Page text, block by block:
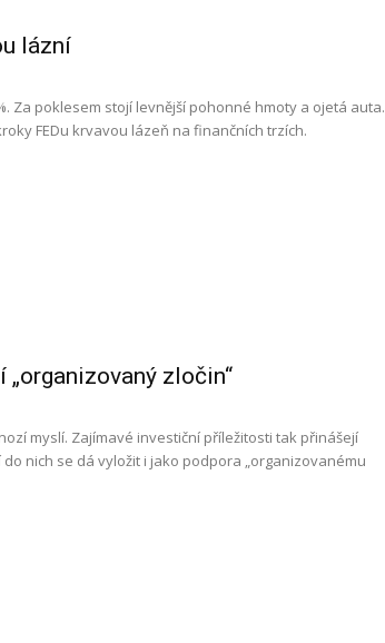
lázní
Za poklesem stojí levnější pohonné hmoty a ojetá auta.
FEDu krvavou lázeň na finančních trzích.
zločin“
myslí. Zajímavé investiční příležitosti tak přinášejí
nich se dá vyložit i jako podpora „organizovanému